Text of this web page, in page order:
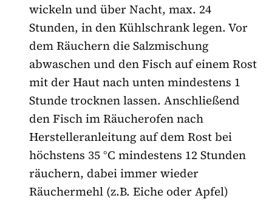
wickeln und über Nacht, max. 24
Stunden, in den Kühlschrank legen. Vor
dem Räuchern die Salzmischung
abwaschen und den Fisch auf einem Rost
mit der Haut nach unten mindestens 1
Stunde trocknen lassen. Anschließend
den Fisch im Räucherofen nach
Herstelleranleitung auf dem Rost bei
höchstens 35 °C mindestens 12 Stunden
räuchern, dabei immer wieder
Räuchermehl (z.B. Eiche oder Apfel)